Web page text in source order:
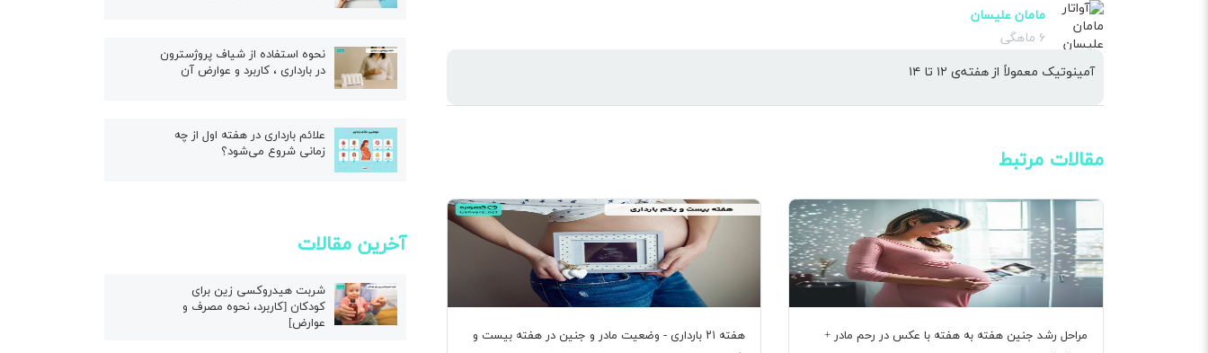
مامان علیسان
۶ ماهگی
آمینوتیک معمولاً از هفته‌ی ۱۲ تا ۱۴
مقالات مرتبط
هفته ۲۱ بارداری - وضعیت مادر و جنین در هفته بیست و
مراحل رشد جنین هفته به هفته با عکس در رحم مادر +
نحوه استفاده از شیاف پروژسترون
در بارداری ، کاربرد و عوارض آن
علائم بارداری در هفته اول از چه
زمانی شروع می‌شود؟
آخرین مقالات
شربت هیدروکسی زین برای
کودکان [کاربرد، نحوه مصرف و
عوارض]